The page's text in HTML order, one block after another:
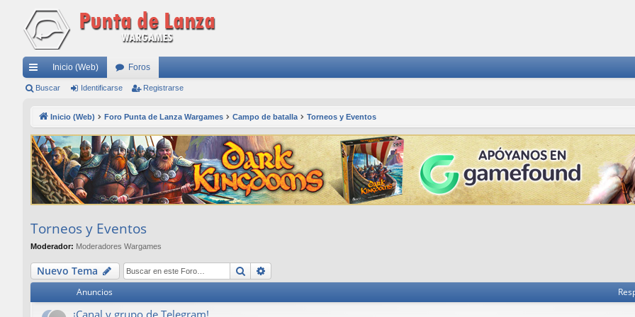
nl
rá
pi
do
Inicio (Web) Foros
Buscar Identificarse Registrarse
Inicio (Web) Foro Punta de Lanza Wargames Campo de batalla Torneos y Eventos
Torneos y Eventos
Moderador: Moderadores Wargames
Nuevo Tema Buscar
Anuncios